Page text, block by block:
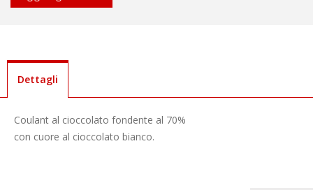
Dettagli
Coulant al cioccolato fondente al 70%
con cuore al cioccolato bianco.